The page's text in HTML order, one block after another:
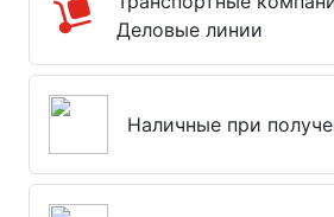
Деловые линии
Наличные при